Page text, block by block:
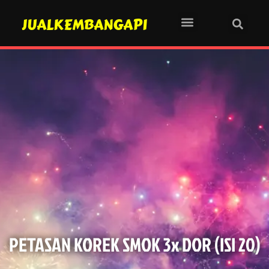
JUALKEMBANGAPI
PETASAN KOREK SMOK 3x DOR (ISI 20)